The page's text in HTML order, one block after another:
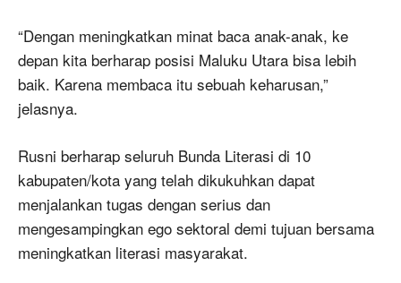
“Dengan meningkatkan minat baca anak-anak, ke
depan kita berharap posisi Maluku Utara bisa lebih
baik. Karena membaca itu sebuah keharusan,”
jelasnya.
Rusni berharap seluruh Bunda Literasi di 10
kabupaten/kota yang telah dikukuhkan dapat
menjalankan tugas dengan serius dan
mengesampingkan ego sektoral demi tujuan bersama
meningkatkan literasi masyarakat.